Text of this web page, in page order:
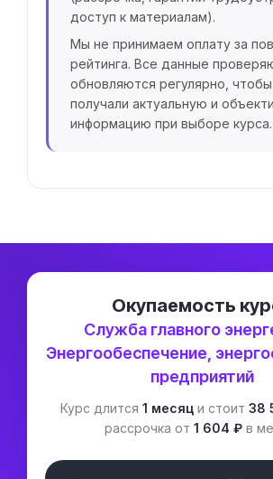
доступ к материалам).
Мы не принимаем оплату за
рейтинга. Все данные
обновляются регулярно,
получали актуальную и
информацию при выборе курса.
Окупаемость
Служба главного
Энергообеспечение,
предприятий
Курс длится 1 месяц и стоит 38
рассрочка от 1 604 ₽ в